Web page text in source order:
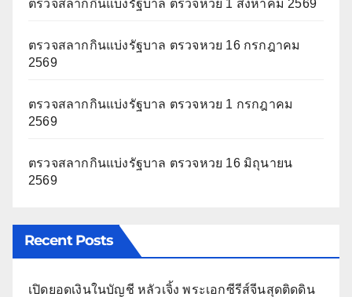
ตรวจสลากกินแบ่งรัฐบาล ตรวจหวย 1 สิงหาคม 2569
ตรวจสลากกินแบ่งรัฐบาล ตรวจหวย 16 กรกฎาคม
2569
ตรวจสลากกินแบ่งรัฐบาล ตรวจหวย 1 กรกฎาคม
2569
ตรวจสลากกินแบ่งรัฐบาล ตรวจหวย 16 มิถุนายน
2569
Recent Posts
เปิดยอดเงินในบัญชี หลัวเจิ้ง พระเอกซีรีส์จีนสุดติดดิน